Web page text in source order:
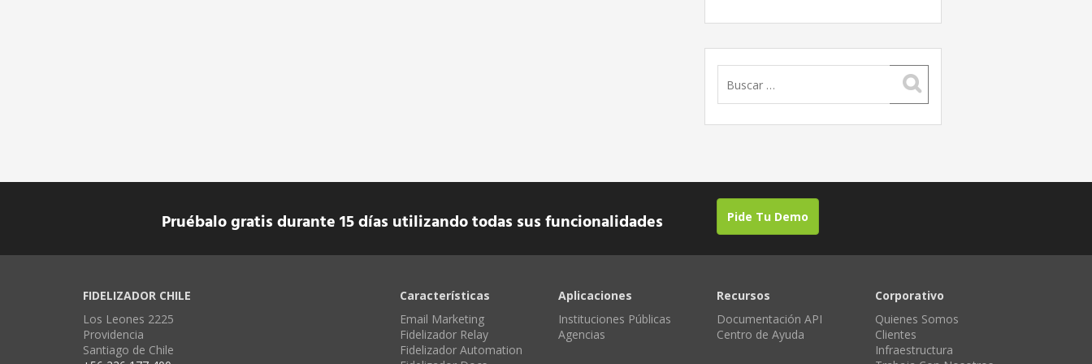
Pruébalo gratis durante 15 días utilizando todas sus funcionalidades Pide Tu Demo
FIDELIZADOR CHILE
Los Leones 2225
Providencia
Santiago de Chile
Características
Email Marketing
Fidelizador Relay
Fidelizador Automation
Aplicaciones
Instituciones Públicas
Agencias
Recursos
Documentación API
Centro de Ayuda
Corporativo
Quienes Somos
Clientes
Infraestructura